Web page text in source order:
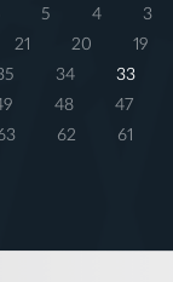
3
4
5
19
20
21
33
34
47
48
61
62